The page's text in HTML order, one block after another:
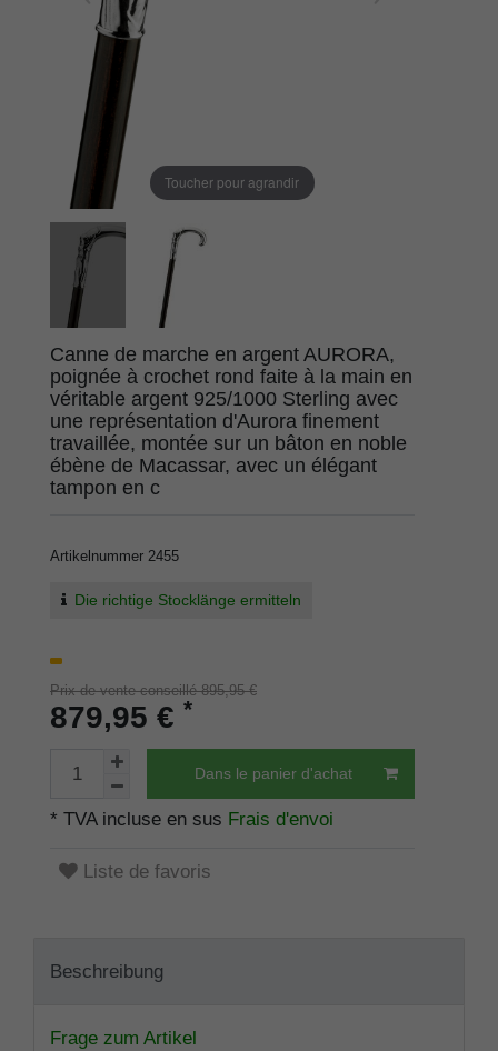
Toucher pour agrandir
Canne de marche en argent AURORA,
poignée à crochet rond faite à la main en
véritable argent 925/1000 Sterling avec
une représentation d'Aurora finement
travaillée, montée sur un bâton en noble
ébène de Macassar, avec un élégant
tampon en c
Artikelnummer 2455
Die richtige Stocklänge ermitteln
Prix de vente conseillé 895,95 €
879,95 € *
Dans le panier d'achat
* TVA incluse en sus Frais d'envoi
Liste de favoris
Beschreibung
Frage zum Artikel